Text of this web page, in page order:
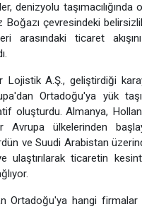
denizyolu taşımacılığında
çevresindeki
arasındaki ticaret
Lojistik A.Ş., geliştirdiği
Ortadoğu'ya yük
oluşturdu. Almanya,
Avrupa ülkelerinden
ve Suudi Arabistan
ulaştırılarak ticaretin
Ortadoğu'ya hangi firmalar